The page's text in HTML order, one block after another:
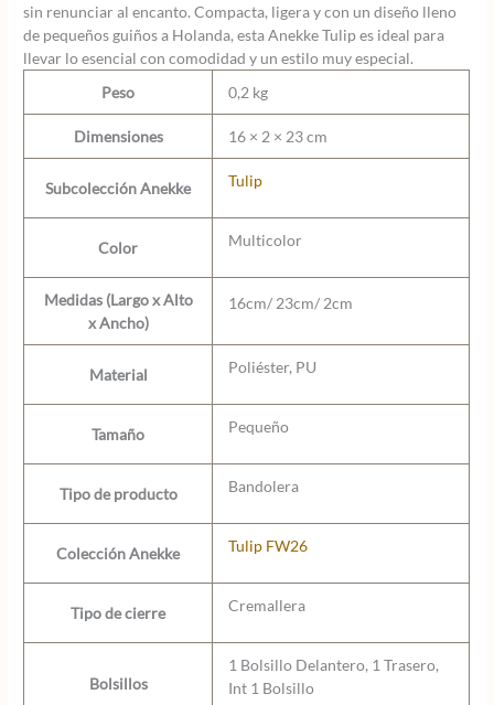
sin renunciar al encanto. Compacta, ligera y con un diseño lleno
de pequeños guiños a Holanda, esta Anekke Tulip es ideal para
llevar lo esencial con comodidad y un estilo muy especial.
Peso
0,2 kg
Dimensiones 16 × 2 × 23 cm
Subcolección Anekke Tulip
Color Multicolor
Medidas (Largo x Alto
x Ancho)
16cm/ 23cm/ 2cm
Material Poliéster, PU
Tamaño Pequeño
Tipo de producto Bandolera
Colección Anekke Tulip FW26
Tipo de cierre Cremallera
Bolsillos
1 Bolsillo Delantero, 1 Trasero,
Int 1 Bolsillo